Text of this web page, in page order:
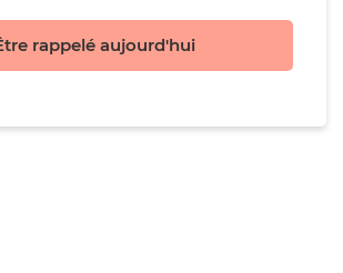
rappelé aujourd'hui